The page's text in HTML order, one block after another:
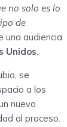
no solo es lo
de
una audiencia
Unidos.
se
a los
nuevo
al proceso.